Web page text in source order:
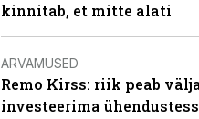
kinnitab, et mitte alati
ARVAMUSED
Remo Kirss: riik peab
investeerima